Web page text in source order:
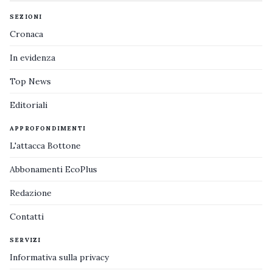
SEZIONI
Cronaca
In evidenza
Top News
Editoriali
APPROFONDIMENTI
L'attacca Bottone
Abbonamenti EcoPlus
Redazione
Contatti
SERVIZI
Informativa sulla privacy